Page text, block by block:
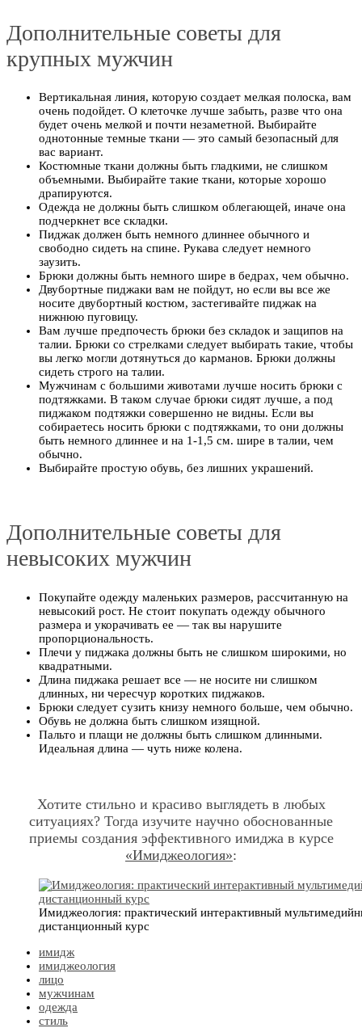
Дополнительные советы для
крупных мужчин
Вертикальная линия, которую создает мелкая полоска, вам
очень подойдет. О клеточке лучше забыть, разве что она
будет очень мелкой и почти незаметной. Выбирайте
однотонные темные ткани — это самый безопасный для
вас вариант.
Костюмные ткани должны быть гладкими, не слишком
объемными. Выбирайте такие ткани, которые хорошо
драпируются.
Одежда не должны быть слишком облегающей, иначе она
подчеркнет все складки.
Пиджак должен быть немного длиннее обычного и
свободно сидеть на спине. Рукава следует немного
заузить.
Брюки должны быть немного шире в бедрах, чем обычно.
Двубортные пиджаки вам не пойдут, но если вы все же
носите двубортный костюм, застегивайте пиджак на
нижнюю пуговицу.
Вам лучше предпочесть брюки без складок и защипов на
талии. Брюки со стрелками следует выбирать такие, чтобы
вы легко могли дотянуться до карманов. Брюки должны
сидеть строго на талии.
Мужчинам с большими животами лучше носить брюки с
подтяжками. В таком случае брюки сидят лучше, а под
пиджаком подтяжки совершенно не видны. Если вы
собираетесь носить брюки с подтяжками, то они должны
быть немного длиннее и на 1-1,5 см. шире в талии, чем
обычно.
Выбирайте простую обувь, без лишних украшений.
Дополнительные советы для
невысоких мужчин
Покупайте одежду маленьких размеров, рассчитанную на
невысокий рост. Не стоит покупать одежду обычного
размера и укорачивать ее — так вы нарушите
пропорциональность.
Плечи у пиджака должны быть не слишком широкими, но
квадратными.
Длина пиджака решает все — не носите ни слишком
длинных, ни чересчур коротких пиджаков.
Брюки следует сузить книзу немного больше, чем обычно.
Обувь не должна быть слишком изящной.
Пальто и плащи не должны быть слишком длинными.
Идеальная длина — чуть ниже колена.
Хотите стильно и красиво выглядеть в любых
ситуациях? Тогда изучите научно обоснованные
приемы создания эффективного имиджа в курсе
«Имиджеология»:
Имиджеология: практический интерактивный
дистанционный курс
имидж
имиджеология
лицо
мужчинам
одежда
стиль